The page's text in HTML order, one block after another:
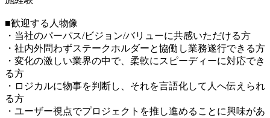
■歓迎する人物像
・当社のパーパス/ビジョン/バリューに共感いただける方
・社内外問わずステークホルダーと協働し業務遂行できる方
・変化の激しい業界の中で、柔軟にスピーディーに対応でき
る方
・ロジカルに物事を判断し、それを言語化して人へ伝えられ
る方
・ユーザー視点でプロジェクトを推し進めることに興味があ